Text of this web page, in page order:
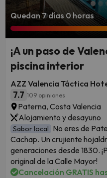
Quedan 7 días 0 horas
¡A un paso de
piscina interior
AZZ Valencia Táctica
7.7 109 opiniones
Paterna, Costa Valencia
Alojamiento y desayuno
Sabor local No eres de
Cachap. Un crujiente
generaciones desde 1830.
original de la Calle Mayor!
Cancelación GRATIS